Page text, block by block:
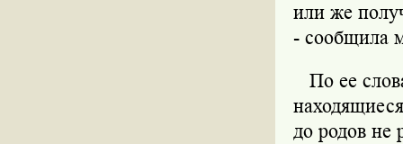
или же
- сообщила
По ее
до родов не